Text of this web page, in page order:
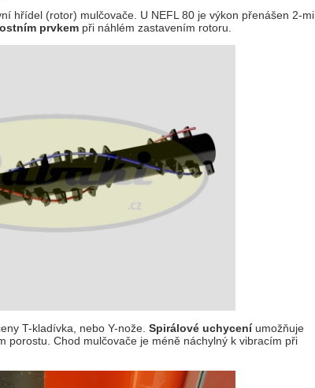
hřídel (rotor) mulčovače. U NEFL 80 je výkon přenášen 2-mi
prvkem při náhlém zastavením rotoru.
T-kladívka, nebo Y-nože. Spirálové uchyceníumožňuje
porostu. Chod mulčovače je méně náchylný k vibracím při